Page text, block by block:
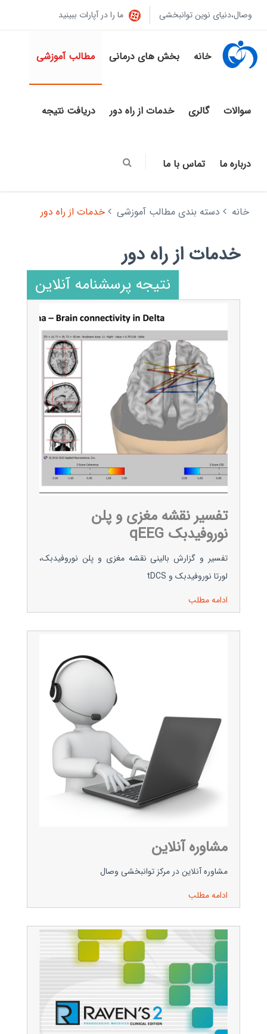
وصال،دنیای نوین توانبخشی ما را در آپارات ببینید
خانه بخش های درمانی مطالب آموزشی
سوالات گالری خدمات از راه دور دریافت نتیجه
درباره ما تماس با ما
خانه دسته بندی مطالب آموزشی خدمات از راه دور
خدمات از راه دور
نتیجه پرسشنامه آنلاین
تفسیر نقشه مغزی و پلن
نوروفیدبک qEEG
تفسیر و گزارش بالینی نقشه مغزی و پلن نوروفیدبک،
لورتا نوروفیدبک و tDCS
ادامه مطلب
مشاوره آنلاین
مشاوره آنلاین در مرکز توانبخشی وصال
ادامه مطلب